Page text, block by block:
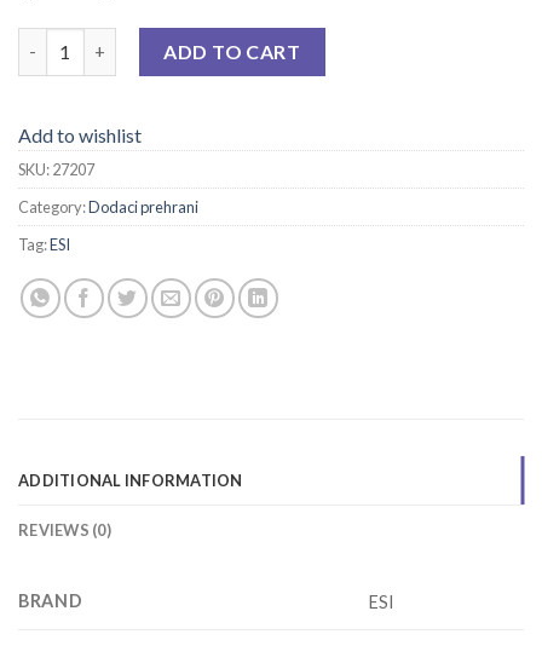
ADD TO CART
Add to wishlist
SKU:27207
Category:Dodaci prehrani
Tag:ESI
ADDITIONAL INFORMATION
REVIEWS (0)
BRAND ESI